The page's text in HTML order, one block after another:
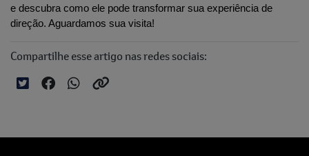
e descubra como ele pode transformar sua experiência de
direção. Aguardamos sua visita!
Compartilhe esse artigo nas redes sociais: